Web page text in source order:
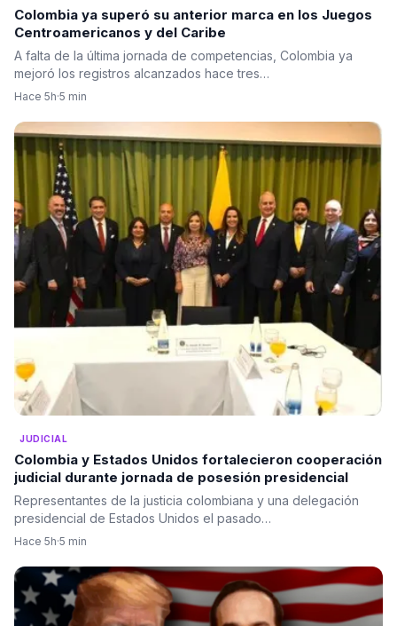
Colombia ya superó su anterior marca en los Juegos
Centroamericanos y del Caribe
A falta de la última jornada de competencias, Colombia ya
mejoró los registros alcanzados hace tres…
Hace 5h·5 min
JUDICIAL
Colombia y Estados Unidos fortalecieron cooperación
judicial durante jornada de posesión presidencial
Representantes de la justicia colombiana y una delegación
presidencial de Estados Unidos el pasado…
Hace 5h·5 min